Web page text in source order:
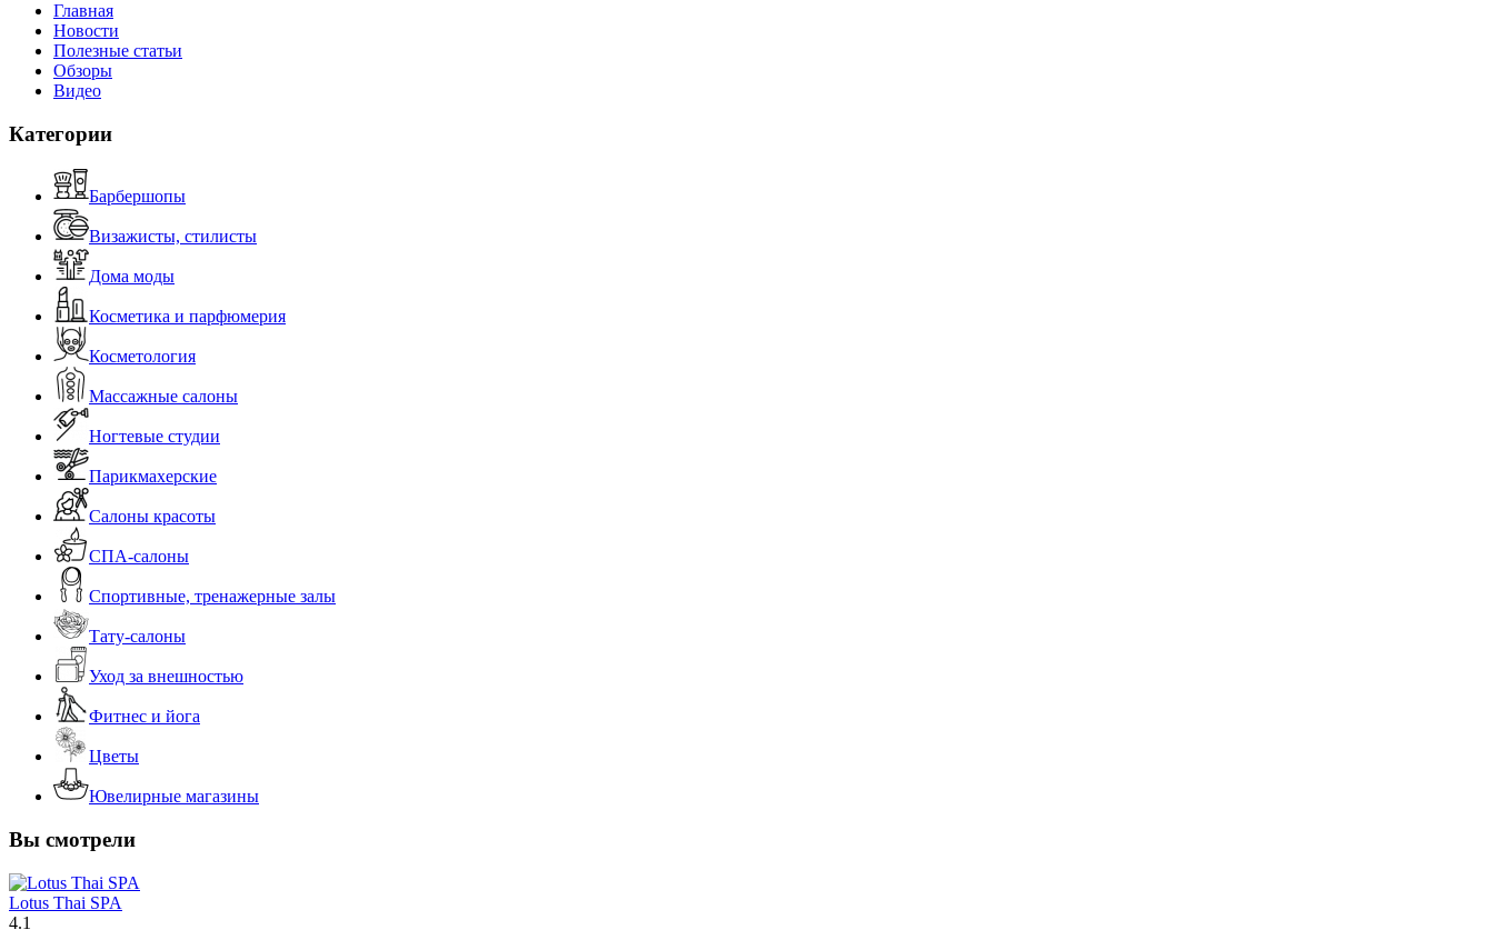
Главная
Новости
Полезные статьи
Обзоры
Видео
Категории
Барбершопы
Визажисты, стилисты
Дома моды
Косметика и парфюмерия
Косметология
Массажные салоны
Ногтевые студии
Парикмахерские
Салоны красоты
СПА-салоны
Спортивные, тренажерные залы
Тату-салоны
Уход за внешностью
Фитнес и йога
Цветы
Ювелирные магазины
Вы смотрели
Lotus Thai SPA
4.1